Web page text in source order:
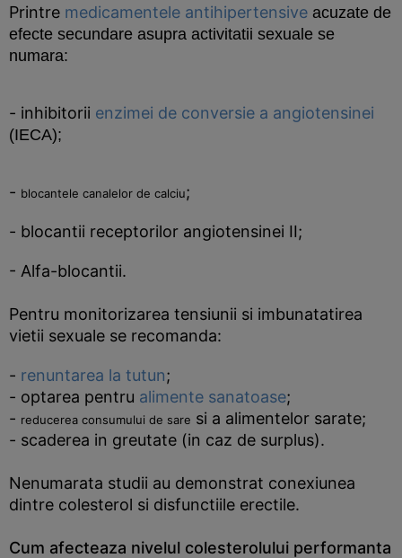
Printre medicamentele antihipertensive acuzate de
efecte secundare asupra activitatii sexuale se
numara:
- inhibitorii enzimei de conversie a angiotensinei
(IECA);
- blocantele canalelor de calciu;
- blocantii receptorilor angiotensinei II;
- Alfa-blocantii.
Pentru monitorizarea tensiunii si imbunatatirea
vietii sexuale se recomanda:
- renuntarea la tutun;
- optarea pentru alimente sanatoase;
- reducerea consumului de sare si a alimentelor sarate;
- scaderea in greutate (in caz de surplus).
Nenumarata studii au demonstrat conexiunea
dintre colesterol si disfunctiile erectile.
Cum afecteaza nivelul colesterolului performanta